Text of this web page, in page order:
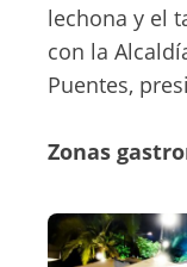
lechona y el
con la
Puentes,
Zonas